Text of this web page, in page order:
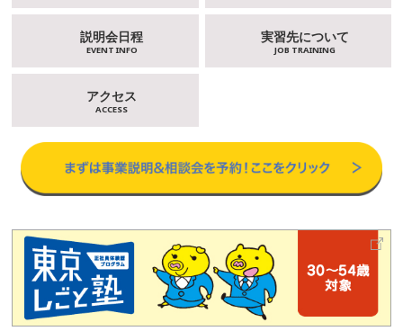
説明会日程
EVENT INFO
実習先について
JOB TRAINING
アクセス
ACCESS